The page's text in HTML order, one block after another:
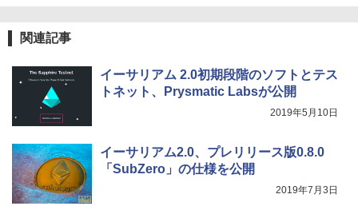
関連記事
イーサリアム 2.0初期段階のソフトとテス
トネット、Prysmatic Labsが公開
2019年5月10日
イーサリアム2.0、プレリリース版0.8.0
「SubZero」の仕様を公開
2019年7月3日